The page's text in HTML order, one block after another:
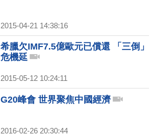
2015-04-21 14:38:16
希臘欠IMF7.5億歐元已償還 「三倒」
危機延
2015-05-12 10:24:11
G20峰會 世界聚焦中國經濟
2016-02-26 20:30:44